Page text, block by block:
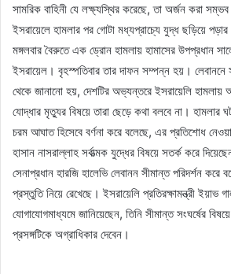
সামরিক বাহিনী যে লক্ষ্যস্থির করেছে, তা অর্জন করা
ইসরায়েলে হামলার পর গোটা মধ্যপ্রাচ্যে যুদ্ধ ছড়িয়ে
মঙ্গলবার বৈরুতে এক ড্রোন হামলায় হামাসের উপপ্রধান
ইসরায়েল। বৃহস্পতিবার তার দাফন সম্পন্ন হয়। লেবাননে
থেকে জানানো হয়, দেশটির অভ্যন্তরে ইসরায়েলি
যোদ্ধার মৃত্যুর বিষয়ে তারা ছেড়ে কথা বলবে না। হামলার
চরম আঘাত হিসেবে বর্ণনা করে বলেছে, এর প্রতিশোধ
হাসান নাসরাল্লাহ সর্বাত্মক যুদ্ধের বিষয়ে সতর্ক করে
সেনাপ্রধান হারজি হালেভি লেবানন সীমান্ত পরিদর্শন করে
প্রস্তুতি নিয়ে রেখেছে। ইসরায়েলি প্রতিরক্ষামন্ত্রী ইয়াভ
যোগাযোগমাধ্যমে জানিয়েছেন, তিনি সীমান্ত সংঘর্ষের
প্রসঙ্গটিকে অগ্রাধিকার দেবেন।